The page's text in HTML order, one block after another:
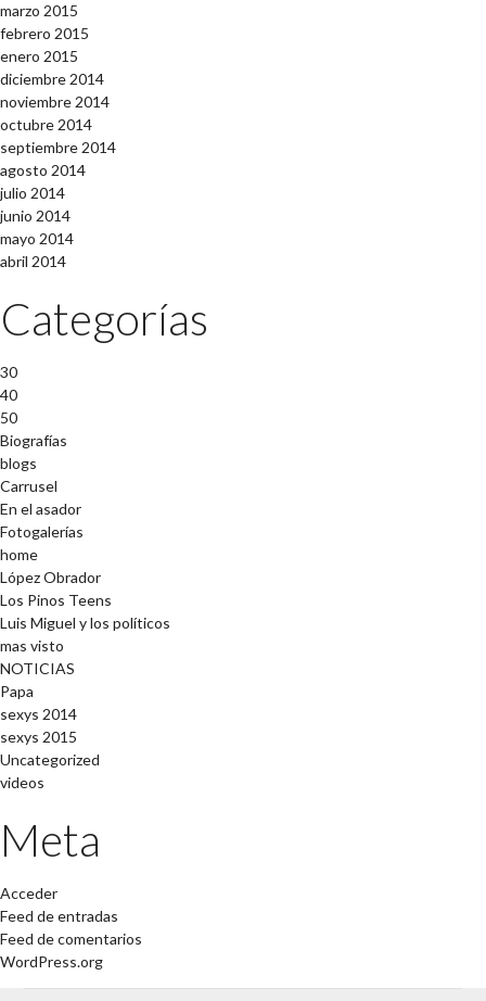
marzo 2015
febrero 2015
enero 2015
diciembre 2014
noviembre 2014
octubre 2014
septiembre 2014
agosto 2014
julio 2014
junio 2014
mayo 2014
abril 2014
Categorías
30
40
50
Biografías
blogs
Carrusel
En el asador
Fotogalerías
home
López Obrador
Los Pinos Teens
Luis Miguel y los políticos
mas visto
NOTICIAS
Papa
sexys 2014
sexys 2015
Uncategorized
videos
Meta
Acceder
Feed de entradas
Feed de comentarios
WordPress.org